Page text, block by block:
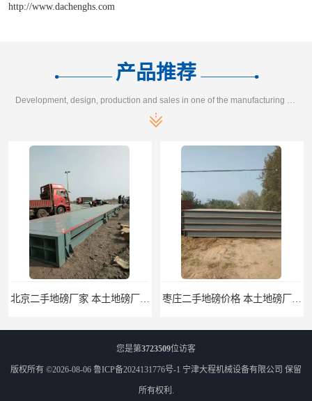
http://www.dachenghs.com
产品推荐
Development, design, production and sales in one of the manufacturing enterprises
北京二手地磅厂家 本土地磅厂100秒报价 枣庄二手地磅价格 本土地磅厂100秒报价
您是第3723509位访客
版权所有 ©2026-08-06 鲁ICP备2024131776号-1 宁津大程机械设备有限公司 保留
所有权利.